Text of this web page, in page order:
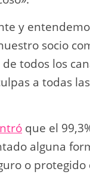
y
socio
todos los
a todas
que el
alguna
o protegido